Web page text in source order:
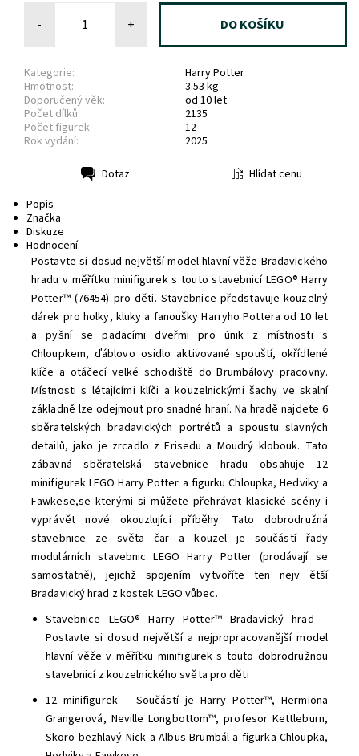
- +
Kategorie:
Harry Potter
Hmotnost:
3.53 kg
Doporučený věk:
od 10 let
Počet dílků:
2135
Počet figurek:
12
Rok vydání:
2025
Dotaz
Hlídat cenu
Popis
Značka
Diskuze
Hodnocení
Postavte si dosud největší model hlavní věže Bradavického
hradu v měřítku minifigurek s touto stavebnicí LEGO® Harry
Potter™ (76454) pro děti. Stavebnice představuje kouzelný
dárek pro holky, kluky a fanoušky Harryho Pottera od 10 let
a pyšní se padacími dveřmi pro únik z místnosti s
Chloupkem, ďáblovo osidlo aktivované spouští, okřídlené
klíče a otáčecí velké schodiště do Brumbálovy pracovny.
Místnosti s létajícími klíči a kouzelnickými šachy ve skalní
základně lze odejmout pro snadné hraní. Na hradě najdete 6
sběratelských bradavických portrétů a spoustu slavných
detailů, jako je zrcadlo z Erisedu a Moudrý klobouk. Tato
zábavná sběratelská stavebnice hradu obsahuje 12
minifigurek LEGO Harry Potter a figurku Chloupka, Hedviky a
Fawkese,se kterými si můžete přehrávat klasické scény i
vyprávět nové okouzlující příběhy. Tato dobrodružná
stavebnice ze světa čar a kouzel je součástí řady
modulárních stavebnic LEGO Harry Potter (prodávají se
samostatně), jejichž spojením vytvoříte ten nejv ětší
Bradavický hrad z kostek LEGO vůbec.
Stavebnice LEGO® Harry Potter™ Bradavický hrad –
Postavte si dosud největší a nejpropracovanější model
hlavní věže v měřítku minifigurek s touto dobrodružnou
stavebnicí z kouzelnického světa pro děti
12 minifigurek – Součástí je Harry Potter™, Hermiona
Grangerová, Neville Longbottom™, profesor Kettleburn,
Skoro bezhlavý Nick a Albus Brumbál a figurka Chloupka,